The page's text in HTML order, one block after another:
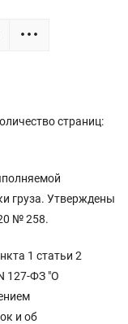
страниц:
груза. Утверждены
№ 258.
1 статьи 2
127-ФЗ "О
и об